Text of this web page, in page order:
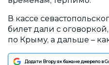
В кассе
билет дали с
по Крыму, а дальше –
Додати Вгору як бажане джерело в